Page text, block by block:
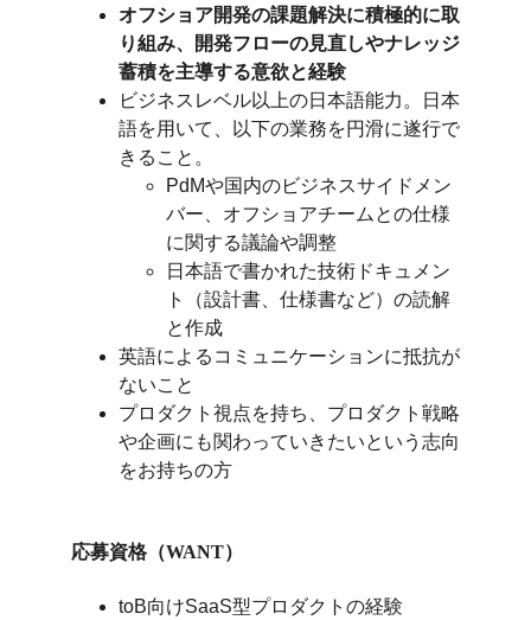
オフショア開発の課題解決に積極的に取
り組み、開発フローの見直しやナレッジ
蓄積を主導する意欲と経験
ビジネスレベル以上の日本語能力。日本
語を用いて、以下の業務を円滑に遂行で
きること。
PdMや国内のビジネスサイドメン
バー、オフショアチームとの仕様
に関する議論や調整
日本語で書かれた技術ドキュメン
ト（設計書、仕様書など）の読解
と作成
英語によるコミュニケーションに抵抗が
ないこと
プロダクト視点を持ち、プロダクト戦略
や企画にも関わっていきたいという志向
をお持ちの方
応募資格（WANT）
toB向けSaaS型プロダクトの経験